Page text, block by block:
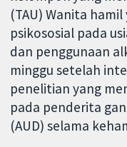
(TAU) Wanita
psikososial pada
dan penggunaan
minggu setelah
penelitian yang
pada penderita
(AUD) selama